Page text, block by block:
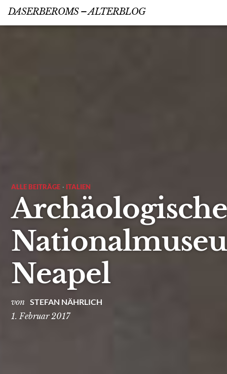
DASERBEROMS – ALTERBLOG
ALLE BEITRÄGE · ITALIEN
Neapel
von STEFAN NÄHRLICH
1. Februar 2017